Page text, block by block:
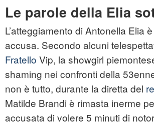
Le parole della Elia
L’atteggiamento di Antonella Elia
accusa. Secondo alcuni
Fratello Vip, la showgirl
shaming nei confronti della
non è tutto, durante la diretta del
Matilde Brandi è rimasta inerme
accusata di volere 5 minuti di